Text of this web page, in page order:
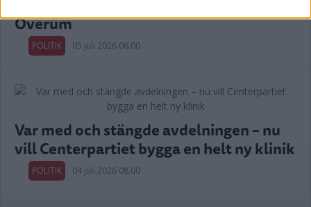
Överum
POLITIK 05 juli 2026 06.00
Var med och stängde avdelningen – nu
vill Centerpartiet bygga en helt ny klinik
POLITIK 04 juli 2026 08.00